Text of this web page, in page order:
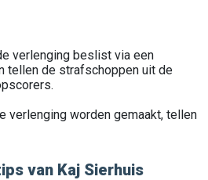
verlenging beslist via een
tellen de strafschoppen uit de
verlenging worden gemaakt, tellen
van Kaj Sierhuis